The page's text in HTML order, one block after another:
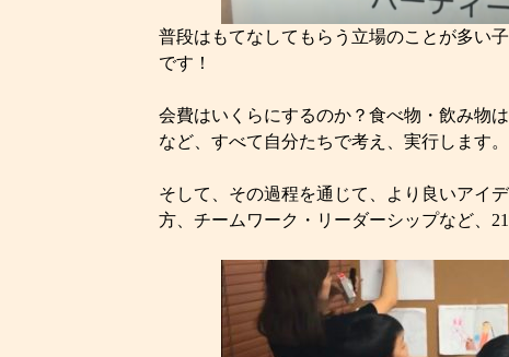
普段はもてなしてもらう立場のことが多い
です！
会費はいくらにするのか？食べ物・飲み物
など、すべて自分たちで考え、実行します。
そして、その過程を通じて、より良いアイ
方、チームワーク・リーダーシップなど、